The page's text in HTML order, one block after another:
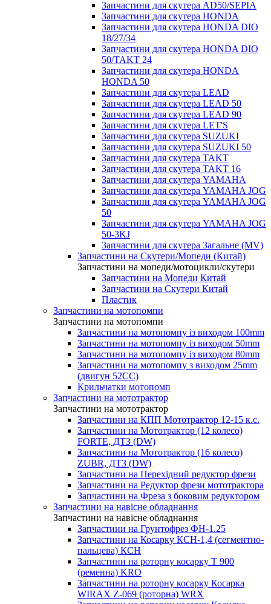
Запчастини для скутера AD50/SEPIA
Запчастини для скутера HONDA
Запчастини для скутера HONDA DIO
18/27/34
Запчастини для скутера HONDA DIO
50/TAKT 24
Запчастини для скутера HONDA
HONDA 50
Запчастини для скутера LEAD
Запчастини для скутера LEAD 50
Запчастини для скутера LEAD 90
Запчастини для скутера LET'S
Запчастини для скутера SUZUKI
Запчастини для скутера SUZUKI 50
Запчастини для скутера TAKT
Запчастини для скутера TAKT 16
Запчастини для скутера YAMAHA
Запчастини для скутера YAMAHA JOG
Запчастини для скутера YAMAHA JOG
50
Запчастини для скутера YAMAHA JOG
50-3KJ
Запчастини для скутера Загальне (MV)
Запчастини на Скутери/Мопеди (Китай)
Запчастини на мопеди/мотоцикли/скутери
Запчастини на Мопеди Китай
Запчастини на Скутери Китай
Пластик
Запчастини на мотопомпи
Запчастини на мотопомпи
Запчастини на мотопомпу із виходом 100mm
Запчастини на мотопомпу із виходом 50mm
Запчастини на мотопомпу із виходом 80mm
Запчастини на мотопомпу з виходом 25mm
(двигун 52CC)
Крильчатки мотопомп
Запчастини на мототрактор
Запчастини на мототрактор
Запчастини на КПП Мототрактор 12-15 к.с.
Запчастини на Мототрактор (12 колесо)
FORTE, ДТЗ (DW)
Запчастини на Мототрактор (16 колесо)
ZUBR, ДТЗ (DW)
Запчастини на Перехідний редуктор фрези
Запчастини на Редуктор фрези мототрактора
Запчастини на Фреза з боковим редуктором
Запчастини на навісне обладнання
Запчастини на навісне обладнання
Запчастини на Грунтофрез ФН-1.25
Запчастини на Косарку КСН-1,4 (сегментно-
пальцева) КСН
Запчастини на роторну косарку T 900
(ременна) KRO
Запчастини на роторну косарку Косарка
WIRAX Z-069 (роторна) WRX